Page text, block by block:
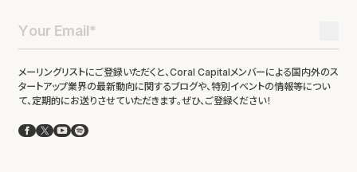
メーリングリストにご登録いただくと、Coral Capitalメンバーによる国内外のス
タートアップ業界の最新動向に関するブログや、特別イベントの情報等につい
て、定期的にお送りさせていただきます。ぜひ、ご登録ください！
Facebook
X YouTube
Spotify